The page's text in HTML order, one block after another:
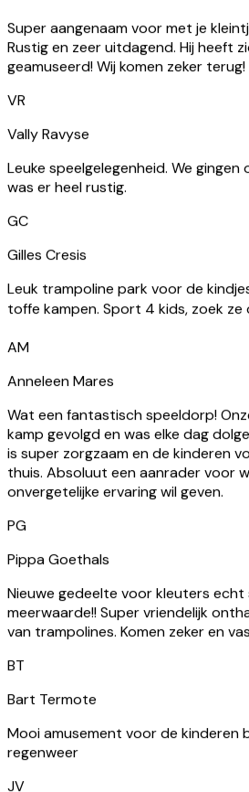
Vally Ravyse
Leuke speelgelegenheid. We gingen
was er heel rustig.
GC
Gilles Cresis
Leuk trampoline park voor de
toffe kampen. Sport 4 kids, zoek ze
AM
Anneleen Mares
Wat een fantastisch speeldorp!
kamp gevolgd en was elke dag
thuis. Absoluut een aanrader voor
PG
Pippa Goethals
Nieuwe gedeelte voor kleuters echt
meerwaarde!! Super vriendelijk
BT
Bart Termote
Mooi amusement voor de kinderen
regenweer
JV
Jens Vandenberghe
Heel leuk voor de kinderen. Men
willen gaan. Alsook een aanrader